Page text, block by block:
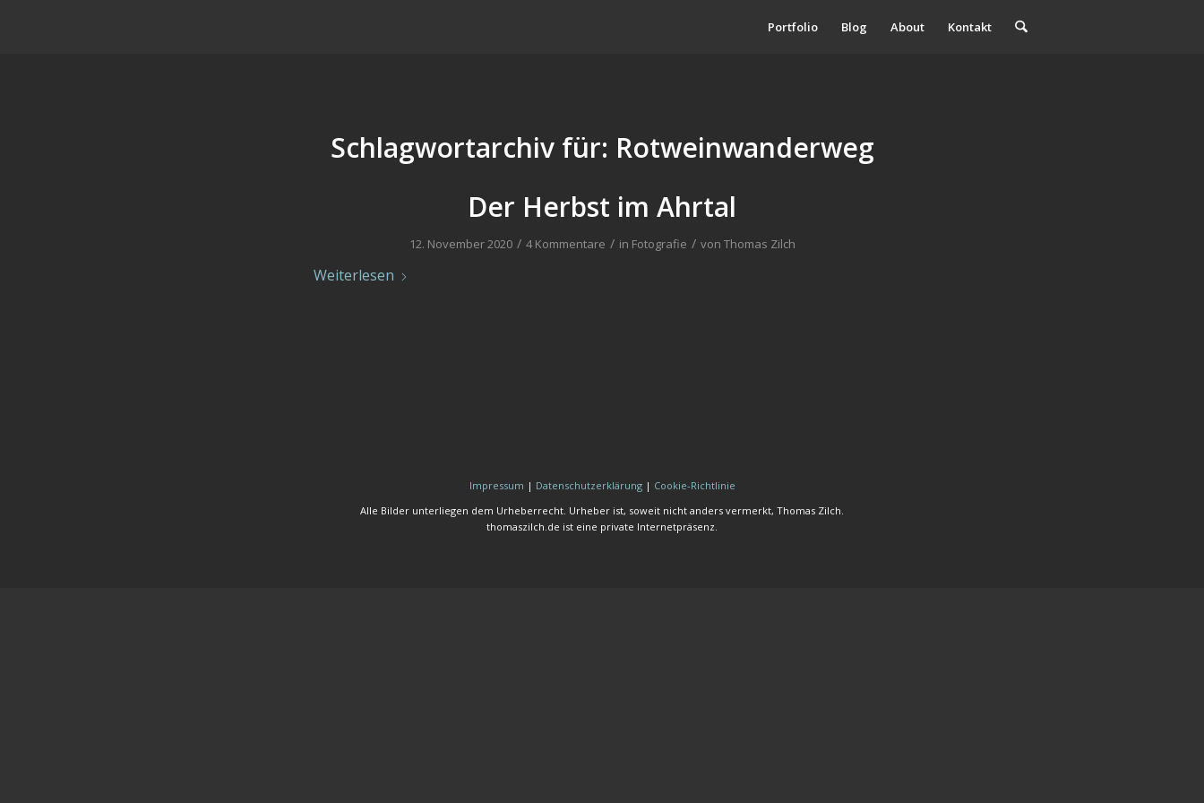
Portfolio Blog About Kontakt
Schlagwortarchiv für: Rotweinwanderweg
Der Herbst im Ahrtal
12. November 2020 / 4 Kommentare / in Fotografie / von Thomas Zilch
Weiterlesen
Impressum | Datenschutzerklärung| Cookie-Richtlinie
Alle Bilder unterliegen dem Urheberrecht. Urheber ist, soweit nicht anders vermerkt, Thomas Zilch.
thomaszilch.de ist eine private Internetpräsenz.